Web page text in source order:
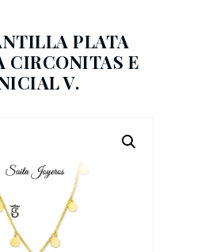
PLATA
CIRCONITAS E
V.